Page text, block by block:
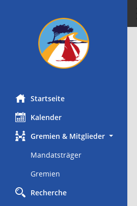
Startseite
Kalender
Gremien & Mitglieder
Mandatsträger
Gremien
Recherche